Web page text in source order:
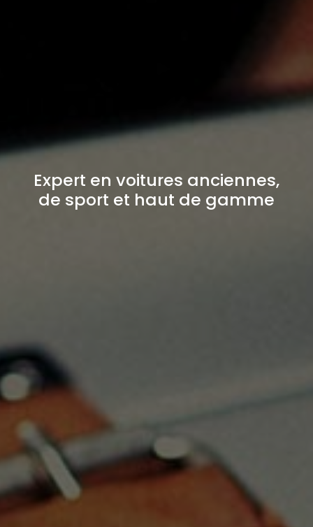
Expert en voitures anciennes,
de sport et haut de gamme